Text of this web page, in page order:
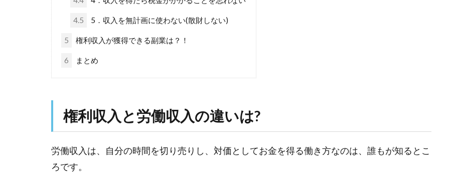
4.5 5．収入を無計画に使わない(散財しない)
5 権利収入が獲得できる副業は？！
6 まとめ
権利収入と労働収入の違いは?
労働収入は、自分の時間を切り売りし、対価としてお金を得る働き方なのは、誰もが知るとこ
ろです。